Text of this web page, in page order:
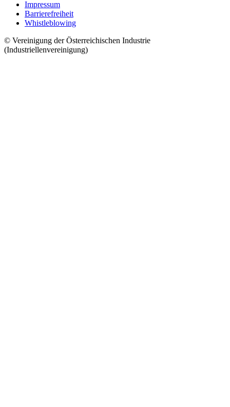
Impressum
Barrierefreiheit
Whistleblowing
© Vereinigung der Österreichischen Industrie
(Industriellenvereinigung)